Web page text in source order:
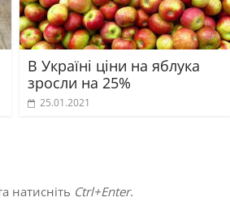
В Україні ціни на яблука
зросли на 25%
25.01.2021
натисніть Ctrl+Enter.